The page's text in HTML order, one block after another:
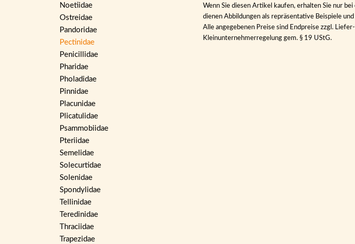
Noetiidae
Ostreidae
Pandoridae
Pectinidae
Penicillidae
Pharidae
Pholadidae
Pinnidae
Placunidae
Plicatulidae
Psammobiidae
Pteriidae
Semelidae
Solecurtidae
Solenidae
Spondylidae
Tellinidae
Teredinidae
Thraciidae
Trapezidae
Wenn Sie diesen Artikel kaufen, erhalten Sie nur
dienen Abbildungen als repräsentative Beispiele
Alle angegebenen Preise sind Endpreise zzgl.
Kleinunternehmerregelung gem. § 19 UStG.